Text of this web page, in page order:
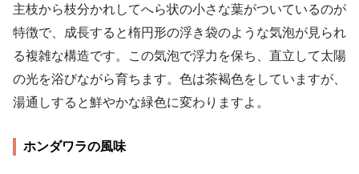
主枝から枝分かれしてへら状の小さな葉がついているのが
特徴で、成長すると楕円形の浮き袋のような気泡が見られ
る複雑な構造です。この気泡で浮力を保ち、直立して太陽
の光を浴びながら育ちます。色は茶褐色をしていますが、
湯通しすると鮮やかな緑色に変わりますよ。
ホンダワラの風味